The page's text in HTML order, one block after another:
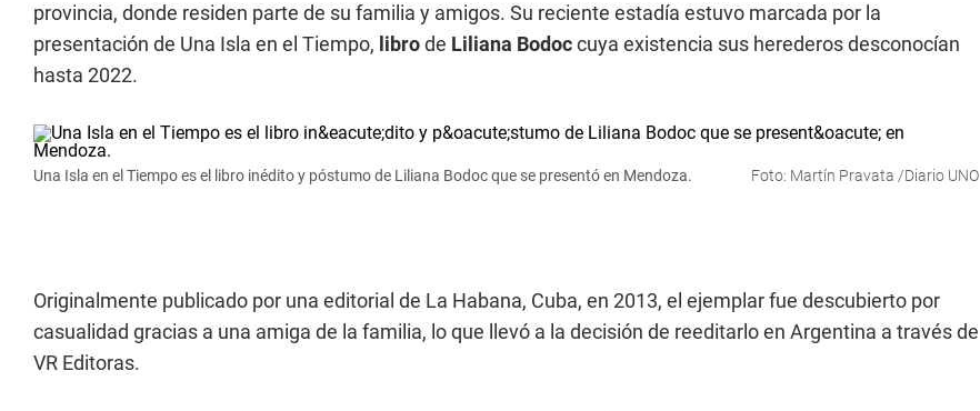
provincia, donde residen parte de su familia y amigos. Su reciente estadía estuvo marcada por la
presentación de Una Isla en el Tiempo, librode Liliana Bodoccuya existencia sus herederos desconocían
hasta 2022.
Una Isla en el Tiempo es el libro inédito y póstumo de Liliana Bodoc que se presentó en Mendoza. Foto: Martín Pravata /Diario UNO
Originalmente publicado por una editorial de La Habana, Cuba, en 2013, el ejemplar fue descubierto por
casualidad gracias a una amiga de la familia, lo que llevó a la decisión de reeditarlo en Argentina a través de
VR Editoras.